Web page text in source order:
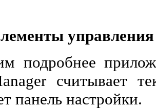
подробнее
считывает
панель настройки.